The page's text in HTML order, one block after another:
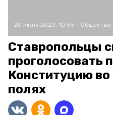
20 июня 2020, 10:55 Общество
Ставропольцы
проголосовать
Конституцию
полях